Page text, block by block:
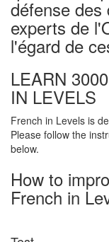
défense des
experts de
l'égard de
LEARN
IN LEVELS
French in Levels is
Please follow the
below.
How to
French in